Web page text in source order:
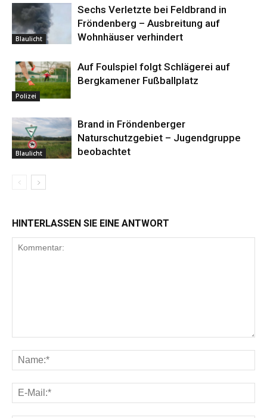
Blaulicht
Sechs Verletzte bei Feldbrand in
Fröndenberg – Ausbreitung auf
Wohnhäuser verhindert
Polizei
Auf Foulspiel folgt Schlägerei auf
Bergkamener Fußballplatz
Blaulicht
Brand in Fröndenberger
Naturschutzgebiet – Jugendgruppe
beobachtet
HINTERLASSEN SIE EINE ANTWORT